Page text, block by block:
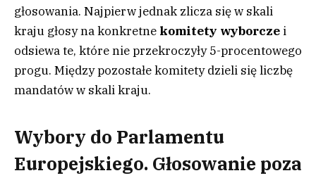
głosowania. Najpierw jednak zlicza się w skali
kraju głosy na konkretne komitety wyborcze i
odsiewa te, które nie przekroczyły 5-procentowego
progu. Między pozostałe komitety dzieli się liczbę
mandatów w skali kraju.
Wybory do Parlamentu
Europejskiego. Głosowanie poza